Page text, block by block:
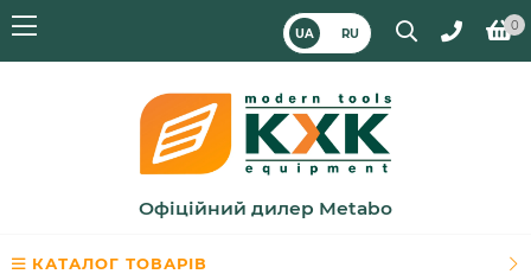
UA RU
0
Офіційний дилер Metabo
КАТАЛОГ ТОВАРІВ